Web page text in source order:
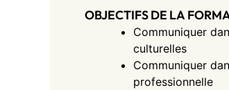
OBJECTIFS DE LA
Communiquer
culturelles
Communiquer
professionnelle